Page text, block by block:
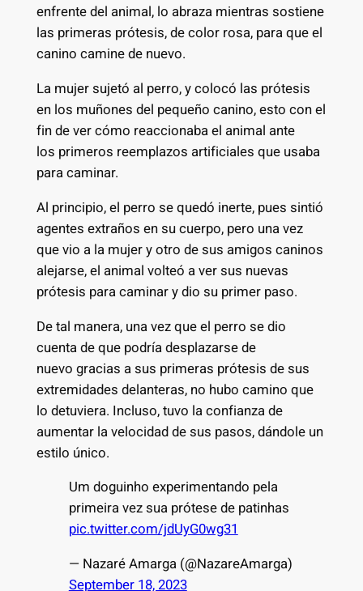
enfrente del animal, lo abraza mientras sostiene
las primeras prótesis, de color rosa, para que el
canino camine de nuevo.
La mujer sujetó al perro, y colocó las prótesis
en los muñones del pequeño canino, esto con el
fin de ver cómo reaccionaba el animal ante
los primeros reemplazos artificiales que usaba
para caminar.
Al principio, el perro se quedó inerte, pues sintió
agentes extraños en su cuerpo, pero una vez
que vio a la mujer y otro de sus amigos caninos
alejarse, el animal volteó a ver sus nuevas
prótesis para caminar y dio su primer paso.
De tal manera, una vez que el perro se dio
cuenta de que podría desplazarse de
nuevo gracias a sus primeras prótesis de sus
extremidades delanteras, no hubo camino que
lo detuviera. Incluso, tuvo la confianza de
aumentar la velocidad de sus pasos, dándole un
estilo único.
Um doguinho experimentando pela
primeira vez sua prótese de patinhas
pic.twitter.com/jdUyG0wg31
— Nazaré Amarga (@NazareAmarga)
September 18, 2023